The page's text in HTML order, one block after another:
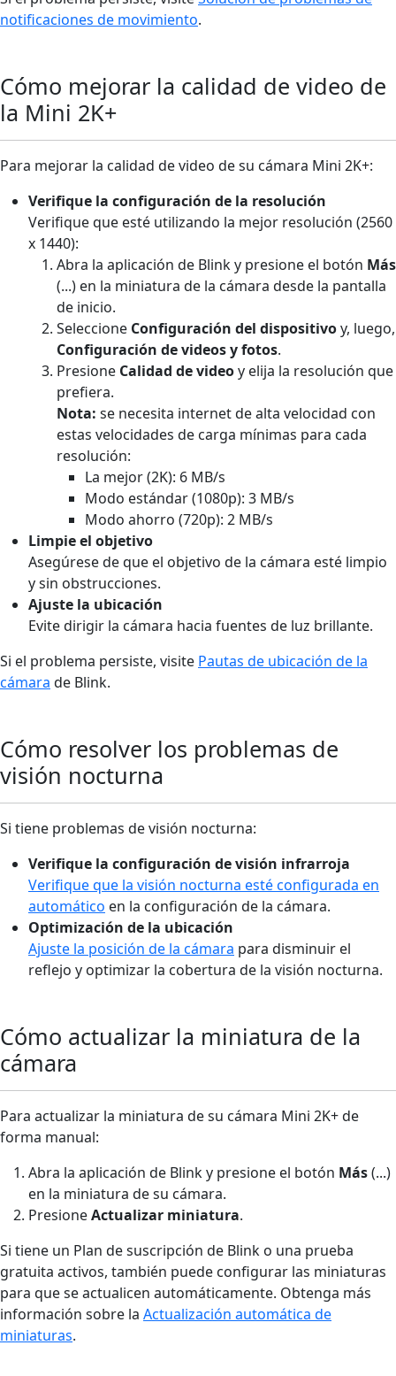
notificaciones de movimiento.
Cómo mejorar la calidad de video de
la Mini 2K+
Para mejorar la calidad de video de su cámara Mini 2K+:
Verifique la configuración de la resolución
Verifique que esté utilizando la mejor resolución (2560
x 1440):
Abra la aplicación de Blink y presione el botón Más
(...) en la miniatura de la cámara desde la pantalla
de inicio.
Seleccione Configuración del dispositivoy, luego,
Configuración de videos y fotos.
Presione Calidad de videoy elija la resolución que
prefiera.
Nota: se necesita internet de alta velocidad con
estas velocidades de carga mínimas para cada
resolución:
La mejor (2K): 6 MB/s
Modo estándar (1080p): 3 MB/s
Modo ahorro (720p): 2 MB/s
Limpie el objetivo
Asegúrese de que el objetivo de la cámara esté limpio
y sin obstrucciones.
Ajuste la ubicación
Evite dirigir la cámara hacia fuentes de luz brillante.
Si el problema persiste, visite Pautas de ubicación de la
cámara de Blink.
Cómo resolver los problemas de
visión nocturna
Si tiene problemas de visión nocturna:
Verifique la configuración de visión infrarroja
Verifique que la visión nocturna esté configurada en
automático en la configuración de la cámara.
Optimización de la ubicación
Ajuste la posición de la cámara para disminuir el
reflejo y optimizar la cobertura de la visión nocturna.
Cómo actualizar la miniatura de la
cámara
Para actualizar la miniatura de su cámara Mini 2K+ de
forma manual:
Abra la aplicación de Blink y presione el botón Más(...)
en la miniatura de su cámara.
PresioneActualizar miniatura.
Si tiene un Plan de suscripción de Blink o una prueba
gratuita activos, también puede configurar las miniaturas
para que se actualicen automáticamente. Obtenga más
información sobre la Actualización automática de
miniaturas.